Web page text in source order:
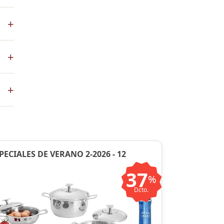
+
+
+
DE VERANO 2-2026 - 12
37%
Dcto.